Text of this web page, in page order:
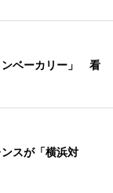
ンベーカリー」 看
スが「横浜対